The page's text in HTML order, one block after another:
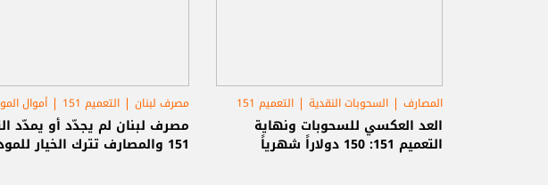
المصارف السحوبات النقدية التعميم 151
العد العكسي للسحوبات ونهاية
التعميم 151: 150 دولاراً شهرياً
مصرف لبنان التعميم 151 أموال
مصرف لبنان لم يجدّد أو يمدّد
151 والمصارف تترك الخيار للمودع